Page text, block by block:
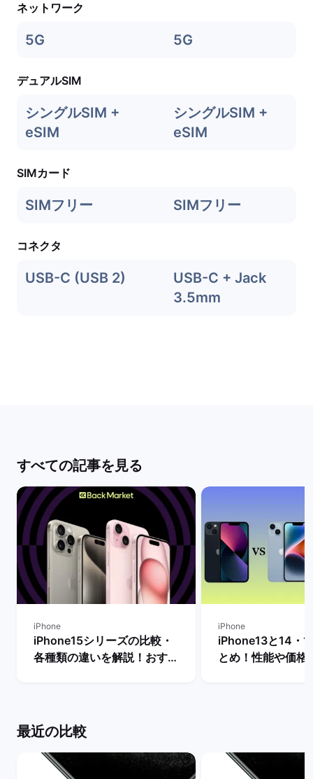
ネットワーク
5G 5G
デュアルSIM
シングルSIM +
eSIM
シングルSIM +
eSIM
SIMカード
SIMフリー SIMフリー
コネクタ
USB-C (USB 2)
USB-C + Jack
3.5mm
すべての記事を見る
iPhone
iPhone15シリーズの比較・
各種類の違いを解説！おすす
iPhone
iPhone13と14・
とめ！性能や価格
最近の比較